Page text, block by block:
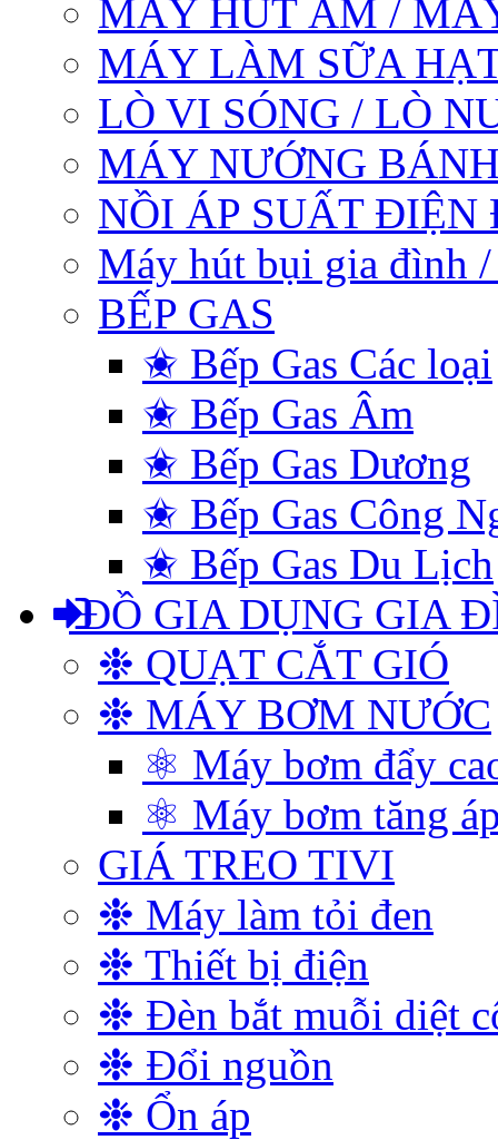
MÁY HÚT ẨM /
MÁY LÀM SỮA
LÒ VI SÓNG / LÒ
MÁY NƯỚNG
NỒI ÁP SUẤT ĐIỆN
Máy hút bụi gia đình
BẾP GAS
✬ Bếp Gas Các loại
✬ Bếp Gas Âm
✬ Bếp Gas Dương
✬ Bếp Gas Công
✬ Bếp Gas Du Lịch
ĐỒ GIA DỤNG GIA
❉ QUẠT CẮT GIÓ
❉ MÁY BƠM NƯỚC
⚛ Máy bơm đẩy
⚛ Máy bơm tăng
GIÁ TREO TIVI
❉ Máy làm tỏi đen
❉ Thiết bị điện
❉ Đèn bắt muỗi diệt
❉ Đổi nguồn
❉ Ổn áp